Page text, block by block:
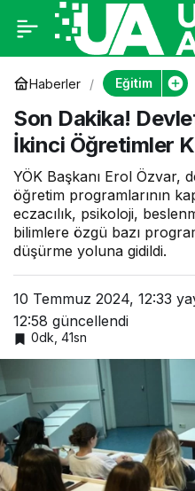
Haberler Eğitim
Son Dakika!
İkinci Öğretimler
YÖK Başkanı Erol Özvar,
öğretim programlarının
eczacılık, psikoloji,
bilimlere özgü bazı
düşürme yoluna gidildi.
10 Temmuz 2024, 12:33
12:58 güncellendi
0dk, 41sn
Son Dakika! Devlet
Üniversitesinde İkinci
Öğretimler Kapandı!